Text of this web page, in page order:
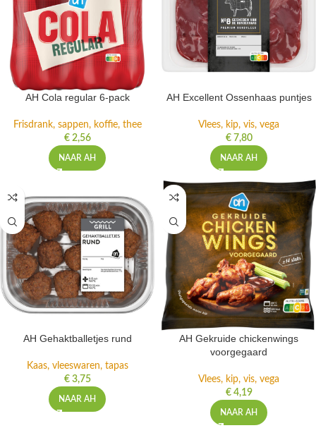
AH Cola regular 6-pack
Frisdrank, sappen, koffie, thee
€2,56
NAAR AH
AH Excellent Ossenhaas puntjes
Vlees, kip, vis, vega
€7,80
NAAR AH
AH Gehaktballetjes rund
Kaas, vleeswaren, tapas
€3,75
NAAR AH
AH Gekruide chickenwings
voorgegaard
Vlees, kip, vis, vega
€4,19
NAAR AH